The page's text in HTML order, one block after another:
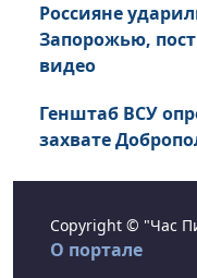
Россияне
Запорожью,
видео
Генштаб ВСУ
захвате
Copyright © "Час
О портале